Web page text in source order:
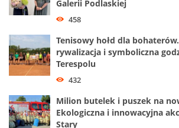
Galerii Podlaskiej
458
Tenisowy hołd dla
rywalizacja i symboliczna
Terespolu
432
Milion butelek i puszek na
Ekologiczna i innowacyjna
Stary